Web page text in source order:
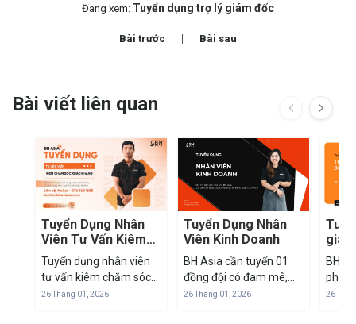
Đang xem: Tuyển dụng trợ lý giám đốc
Bài trước Bài sau
Bài viết liên quan
Tuyển Dụng Nhân
Viên Tư Vấn Kiêm
Chăm Sóc Khách
Hàng
Tuyển dụng nhân viên
tư vấn kiêm chăm sóc
khách hàng Địa điểm:
26 Tháng 01, 2026
Tuyển Dụng Nhân
Viên Kinh Doanh
BH Asia cần tuyển 01
đồng đội có đam mê,
am hiểu các sản phẩm
26 Tháng 01, 2026
BH
phối
Nam
26